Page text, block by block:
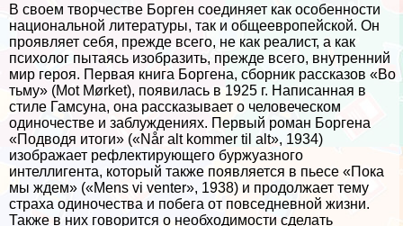
В своем творчестве Борген соединяет как особенности
национальной литературы, так и общеевропейской. Он
проявляет себя, прежде всего, не как реалист, а как
психолог пытаясь изобразить, прежде всего, внутренний
мир героя. Первая книга Боргена, сборник рассказов «Во
тьму» (Mot Mørket), появилась в 1925 г. Написанная в
стиле Гамсуна, она рассказывает о человеческом
одиночестве и заблуждениях. Первый роман Боргена
«Подводя итоги» («Når alt kommer til alt», 1934)
изображает рефлектирующего буржуазного
интеллигента, который также появляется в пьесе «Пока
мы ждем» («Mens vi venter», 1938) и продолжает тему
стpaxa одиночества и побега от повседневной жизни.
Также в них говорится о необходимости сделать